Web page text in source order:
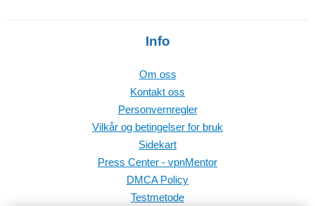
Info
Om oss
Kontakt oss
Personvernregler
Vilkår og betingelser for bruk
Sidekart
Press Center - vpnMentor
DMCA Policy
Testmetode